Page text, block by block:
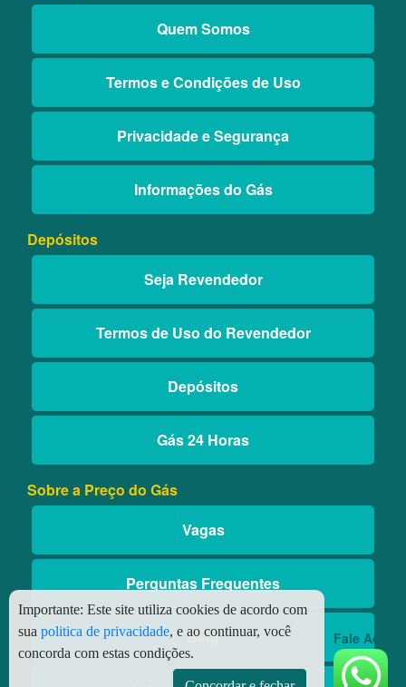
Fale Aqui
Quem Somos
Termos e Condições de Uso
Privacidade e Segurança
Informações do Gás
Depósitos
Seja Revendedor
Termos de Uso do Revendedor
Depósitos
Gás 24 Horas
Sobre a Preço do Gás
Vagas
Perguntas Frequentes
Blog
Importante: Este site utiliza cookies de acordo com
sua politica de privacidade, e ao continuar, você
concorda com estas condições.